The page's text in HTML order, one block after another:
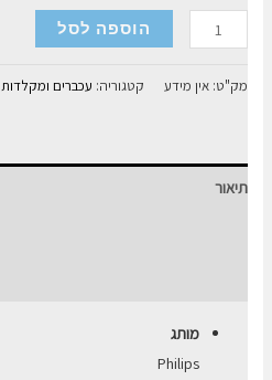
כמות
של
עכבר
M344
הוספה לסל
מק"ט:אין מידע קטגוריה: עכברים ומקלדות
תיאור
מותג
Philips